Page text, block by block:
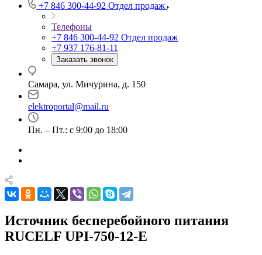
+7 846 300-44-92 Отдел продаж
Телефоны
+7 846 300-44-92 Отдел продаж
+7 937 176-81-11
Заказать звонок
Самара, ул. Мичурина, д. 150
elektroportal@mail.ru
Пн. – Пт.: с 9:00 до 18:00
Источник бесперебойного питания
RUCELF UPI-750-12-E